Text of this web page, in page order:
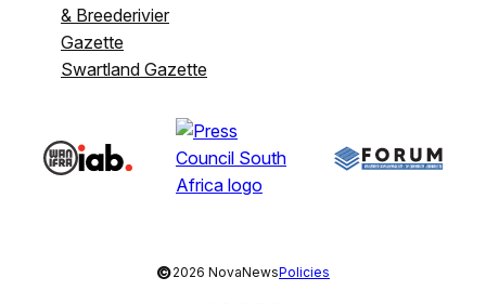
& Breederivier
Gazette
Swartland Gazette
©2026 NovaNewsPolicies